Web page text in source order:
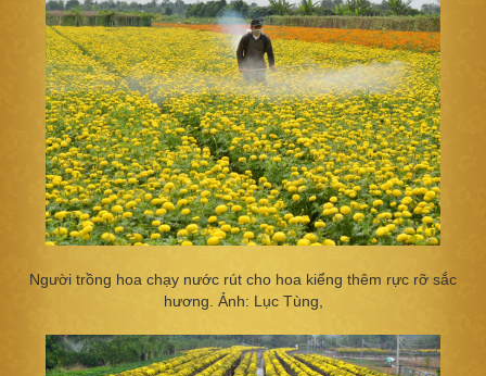
Người trồng hoa chạy nước rút cho hoa kiểng thêm rực rỡ sắc
hương. Ảnh: Lục Tùng,